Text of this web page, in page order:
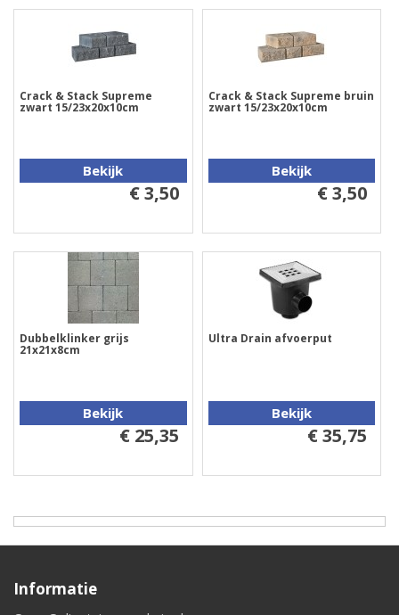
Crack & Stack Supreme
zwart 15/23x20x10cm
Bekijk
€ 3,50
Crack & Stack Supreme bruin
zwart 15/23x20x10cm
Bekijk
€ 3,50
Dubbelklinker grijs
21x21x8cm
Bekijk
€ 25,35
Ultra Drain afvoerput
Bekijk
€ 35,75
Informatie